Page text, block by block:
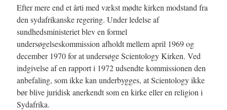
Efter mere end et årti med vækst mødte kirken modstand fra
den sydafrikanske regering. Under ledelse af
sundhedsministeriet blev en formel
undersøgelseskommission afholdt mellem april 1969 og
december 1970 for at undersøge Scientology Kirken. Ved
indgivelse af en rapport i 1972 udsendte kommissionen den
anbefaling, som ikke kan underbygges, at Scientology ikke
bør blive juridisk anerkendt som en kirke eller en religion i
Sydafrika.